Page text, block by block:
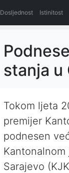
Dosljednost Istinitost
stanja u
Tokom ljeta
premijer
podnesen
Sarajevo